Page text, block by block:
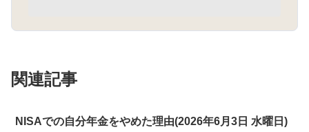
関連記事
NISAでの自分年金をやめた理由(2026年6月3日 水曜日)